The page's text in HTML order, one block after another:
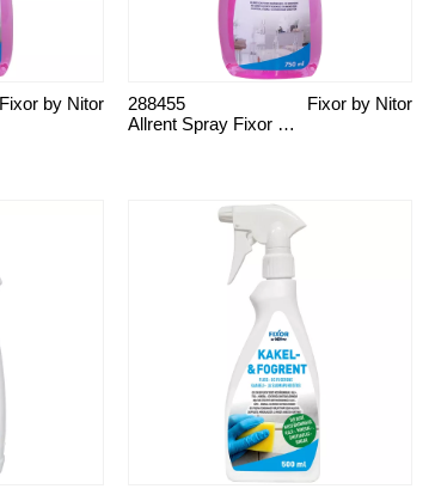
Fixor by Nitor
Allrent Spray Fixor By Nitor 750 ML
Fixor by Nitor
288455